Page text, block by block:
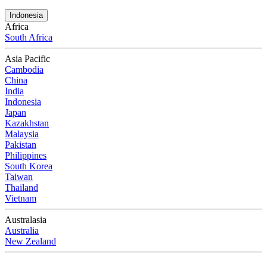
Indonesia
Africa
South Africa
Asia Pacific
Cambodia
China
India
Indonesia
Japan
Kazakhstan
Malaysia
Pakistan
Philippines
South Korea
Taiwan
Thailand
Vietnam
Australasia
Australia
New Zealand